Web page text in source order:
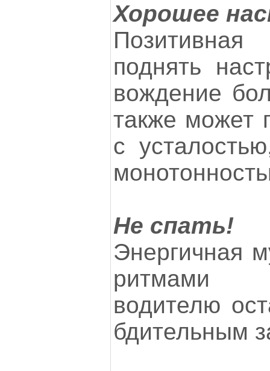
Хорошее
поднять
вождение
также может
с
Не спать!
Энергичная
ритмами
водителю
бдительным